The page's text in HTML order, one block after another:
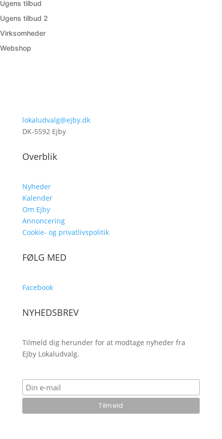
Ugens tilbud
Ugens tilbud 2
Virksomheder
Webshop
lokaludvalg@ejby.dk
DK-5592 Ejby
Overblik
Nyheder
Kalender
Om Ejby
Annoncering
Cookie- og privatlivspolitik
FØLG MED
Facebook
NYHEDSBREV
Tilmeld dig herunder for at modtage nyheder fra
Ejby Lokaludvalg.